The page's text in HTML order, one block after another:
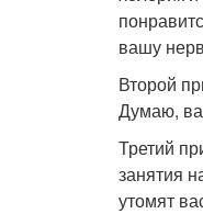
вашу
Второй
Думаю,
Третий
занятия
утомят